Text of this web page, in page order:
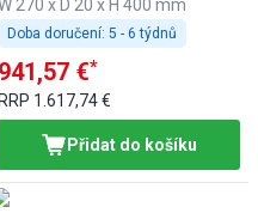
W 270 x D 20 x H 400 mm
Doba doručení: 5 - 6 týdnů
941,57 €*
1.617,74 €
Přidat do košíku